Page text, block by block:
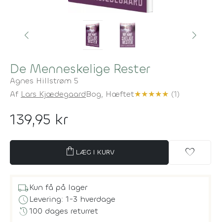
De Menneskelige Rester
Agnes Hillstrøm 5
Af Lars KjædegaardBog, Hæftet★★★★★ (1)
139,95 kr
shopping_bag LÆG I KURV favorite
local_shippingKun få på lager
scheduleLevering: 1-3 hverdage
history100 dages returret